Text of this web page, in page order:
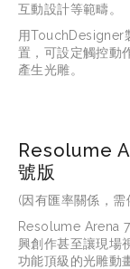
互動設計等範疇。
用TouchDesigner
置，可設定觸控動
產生光雕。
Resolume
號版
(因有匯率關係，
Resolume Arena 7
興創作甚至讓現場
功能頂級的光雕動